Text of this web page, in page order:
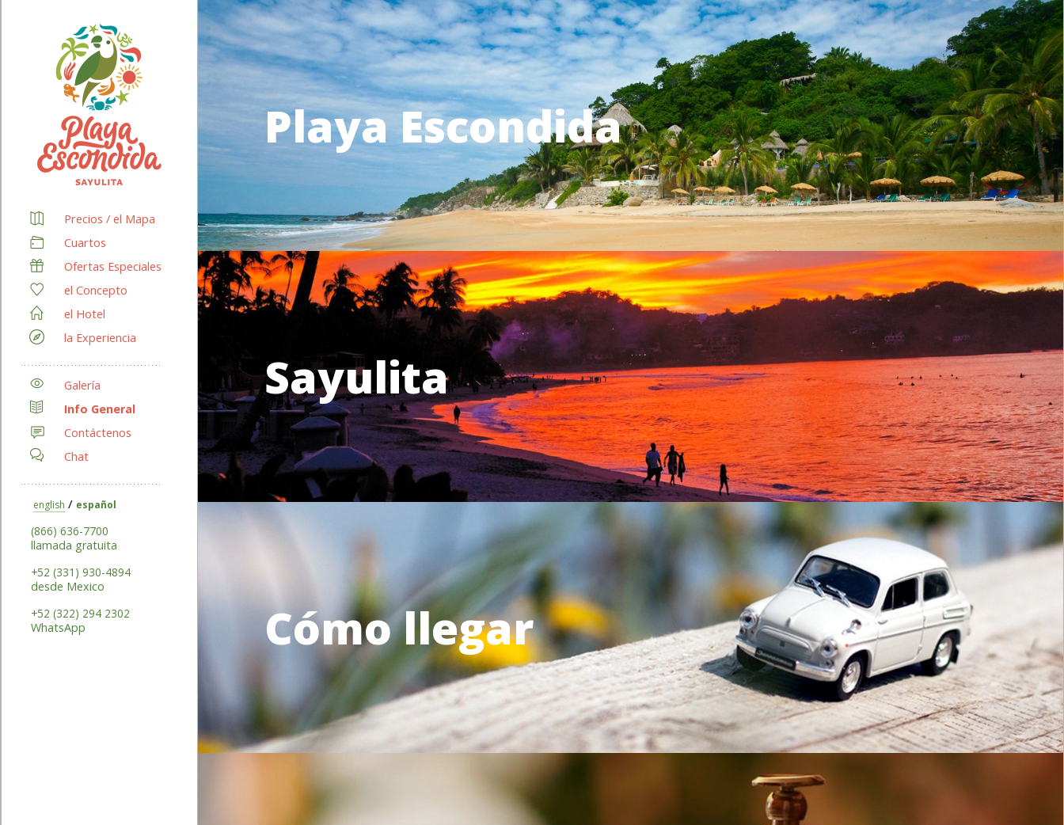
Precios / el Mapa
Cuartos
Ofertas Especiales
el Concepto
el Hotel
la Experiencia
Galería
Info General
Contáctenos
Chat
english / español
(866) 636-7700
llamada gratuita
+52 (331) 930-4894
desde Mexico
+52 (322) 294 2302
WhatsApp
Playa Escondida
Sayulita
Cómo llegar